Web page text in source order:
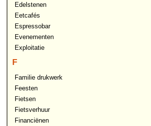
Edelstenen
Eetcafés
Espressobar
Evenementen
Exploitatie
F
Familie drukwerk
Feesten
Fietsen
Fietsverhuur
Financiënen